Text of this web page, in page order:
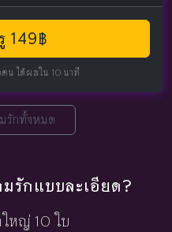
149฿
น ได้ผลใน 10 นาที
รักทั้งหมด
รักแบบละเอียด?
หญ่ 10 ใบ